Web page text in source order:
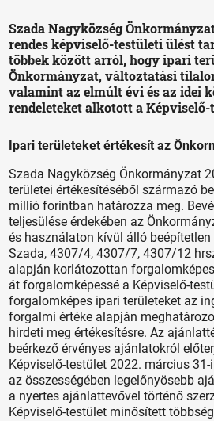
Szada Nagyközség
rendes képviselő-testületi ülést
többek között arról, hogy ipari
Önkormányzat, változtatási
valamint az elmúlt évi és az idei
rendeleteket alkotott a
Ipari területeket értékesít az
Szada Nagyközség Önkormányzat
területei értékesítéséből származó
millió forintban határozza meg.
teljesülése érdekében az
és használaton kívül álló
Szada, 4307/4, 4307/7, 4307/12
alapján korlátozottan
át forgalomképessé a Képviselő-
forgalomképes ipari területeket az
forgalmi értéke alapján
hirdeti meg értékesítésre. Az
beérkező érvényes ajánlatokról
Képviselő-testület 2022. március
az összességében legelőnyösebb
a nyertes ajánlattevővel történő
Képviselő-testület minősített